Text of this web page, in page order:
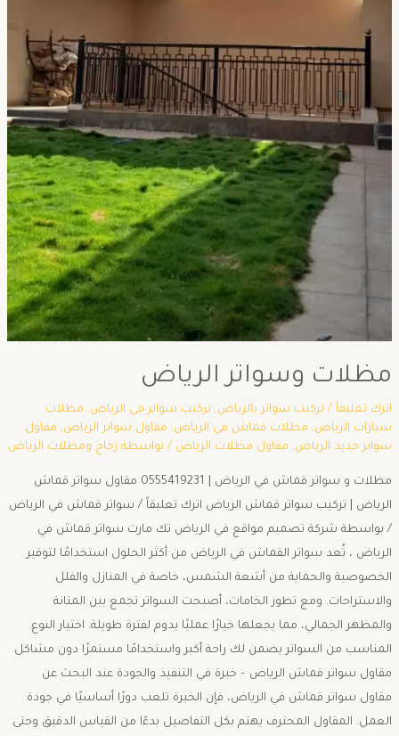
مظلات وسواتر الرياض
اترك تعليقاً / تركيب سواتر بالرياض, تركيب سواتر في الرياض, مظلات
سيارات الرياض, مظلات قماش في الرياض, مقاول سواتر الرياض, مقاول
سواتر حديد الرياض, مقاول مظلات الرياض / بواسطة زجاج ومظلات الرياض
مظلات و سواتر قماش في الرياض | 0555419231 مقاول سواتر قماش
الرياض | تركيب سواتر قماش الرياض اترك تعليقاً / سواتر قماش في الرياض
/ بواسطة شركة تصميم مواقع في الرياض تك مارت سواتر قماش في
الرياض ، تُعد سواتر القماش في الرياض من أكثر الحلول استخدامًا لتوفير
الخصوصية والحماية من أشعة الشمس، خاصة في المنازل والفلل
والاستراحات. ومع تطور الخامات، أصبحت السواتر تجمع بين المتانة
والمظهر الجمالي، مما يجعلها خيارًا عمليًا يدوم لفترة طويلة. اختيار النوع
المناسب من السواتر يضمن لك راحة أكبر واستخدامًا مستمرًا دون مشاكل.
مقاول سواتر قماش الرياض – خبرة في التنفيذ والجودة عند البحث عن
مقاول سواتر قماش في الرياض، فإن الخبرة تلعب دورًا أساسيًا في جودة
العمل. المقاول المحترف يهتم بكل التفاصيل بدءًا من القياس الدقيق وحتى